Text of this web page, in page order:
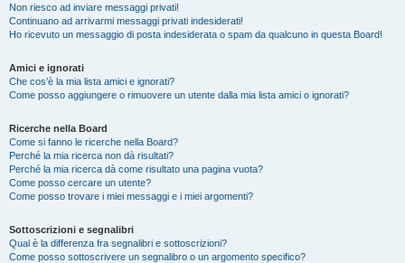
Non riesco ad inviare messaggi privati!
Continuano ad arrivarmi messaggi privati indesiderati!
Ho ricevuto un messaggio di posta indesiderata o spam da qualcuno in questa Board!
Amici e ignorati
Che cos’è la mia lista amici e ignorati?
Come posso aggiungere o rimuovere un utente dalla mia lista amici o ignorati?
Ricerche nella Board
Come si fanno le ricerche nella Board?
Perché la mia ricerca non dà risultati?
Perché la mia ricerca dà come risultato una pagina vuota?
Come posso cercare un utente?
Come posso trovare i miei messaggi e i miei argomenti?
Sottoscrizioni e segnalibri
Qual è la differenza fra segnalibri e sottoscrizioni?
Come posso sottoscrivere un segnalibro o un argomento specifico?